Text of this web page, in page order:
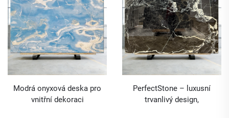
Modrá onyxová deska pro
vnitřní dekoraci
PerfectStone – luxusní
trvanlivý design,